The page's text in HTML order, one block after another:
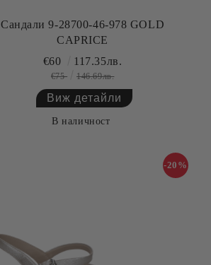
Сандали 9-28700-46-978 GOLD
CAPRICE
€60 117.35лв.
€75 146.69лв.
Виж детайли
В наличност
-20%